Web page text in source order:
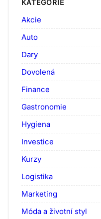
KATEGORIE
Akcie
Auto
Dary
Dovolená
Finance
Gastronomie
Hygiena
Investice
Kurzy
Logistika
Marketing
Móda a životní styl